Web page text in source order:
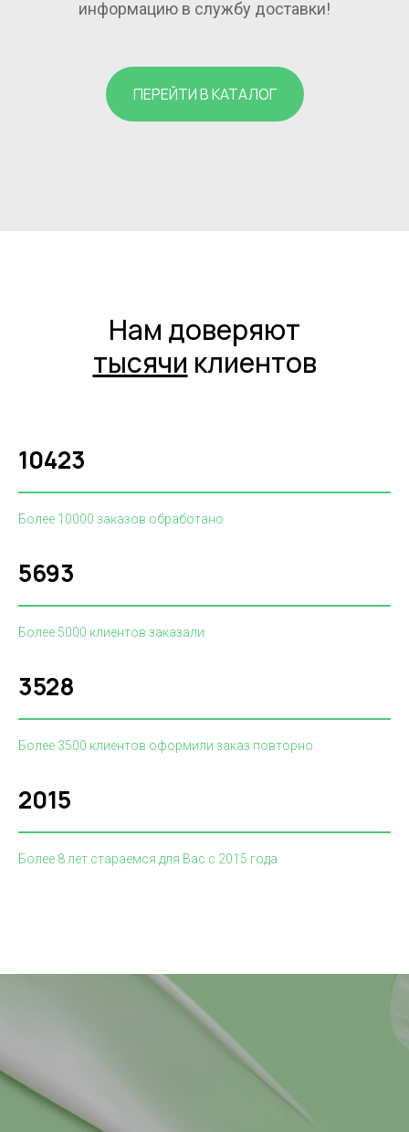
информацию в службу доставки!
ПЕРЕЙТИ В КАТАЛОГ
Нам доверяют
тысячи клиентов
10423
Более 10000 заказов обработано
5693
Более 5000 клиентов заказали
3528
Более 3500 клиентов оформили заказ повторно
2015
Более 8 лет стараемся для Вас с 2015 года